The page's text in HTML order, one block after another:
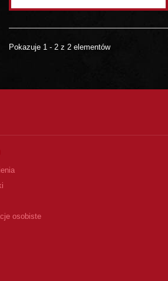
Pokazuje 1 - 2 z 2 elementów
osobiste